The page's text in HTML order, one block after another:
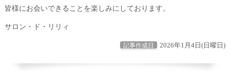
皆様にお会いできることを楽しみにしております。
サロン・ド・リリィ
記事作成日 2026年1月4日(日曜日)